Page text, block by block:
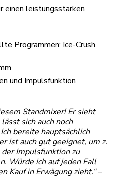
leistungsstarken
Programmen: Ice-Crush,
und Impulsfunktion
Standmixer! Er sieht
sich auch noch
bereite hauptsächlich
ist auch gut geeignet, um z.
Impulsfunktion zu
Würde ich auf jeden Fall
Kauf in Erwägung zieht.“ –